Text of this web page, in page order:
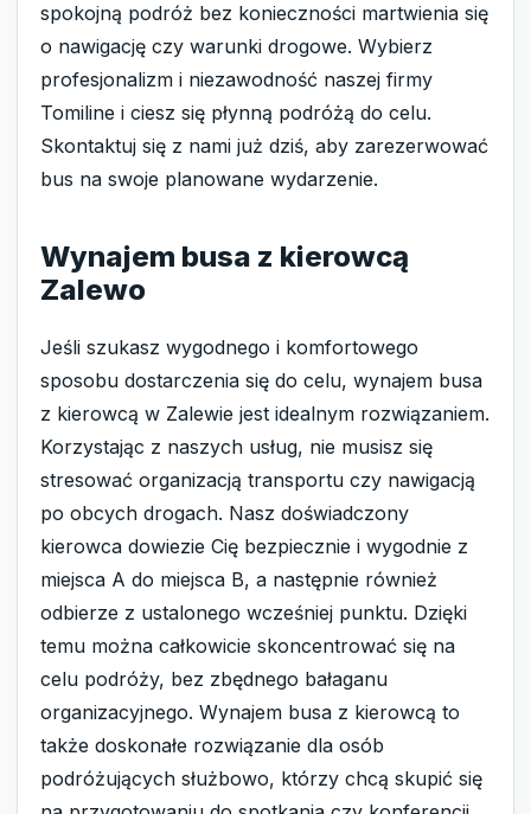
spokojną podróż bez konieczności martwienia się
o nawigację czy warunki drogowe. Wybierz
profesjonalizm i niezawodność naszej firmy
Tomiline i ciesz się płynną podróżą do celu.
Skontaktuj się z nami już dziś, aby zarezerwować
bus na swoje planowane wydarzenie.
Wynajem busa z kierowcą
Zalewo
Jeśli szukasz wygodnego i komfortowego
sposobu dostarczenia się do celu, wynajem busa
z kierowcą w Zalewie jest idealnym rozwiązaniem.
Korzystając z naszych usług, nie musisz się
stresować organizacją transportu czy nawigacją
po obcych drogach. Nasz doświadczony
kierowca dowiezie Cię bezpiecznie i wygodnie z
miejsca A do miejsca B, a następnie również
odbierze z ustalonego wcześniej punktu. Dzięki
temu można całkowicie skoncentrować się na
celu podróży, bez zbędnego bałaganu
organizacyjnego. Wynajem busa z kierowcą to
także doskonałe rozwiązanie dla osób
podróżujących służbowo, którzy chcą skupić się